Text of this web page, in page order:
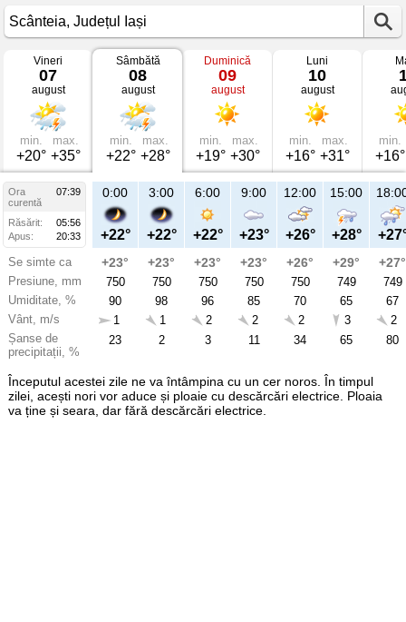
Vremea
Scânteia
mâine
Județul
Iași
Vineri
07
august
min.
+20°
max.
+35°
Sâmbătă
08
august
min.
+22°
max.
+28°
Duminică
09
august
min.
+19°
max.
+30°
Luni
10
august
min.
+16°
max.
+31°
min.
+16°
Ora
07:39
curentă
Răsărit:
05:56
Apus:
20:33
Se simte ca
Presiune, mm
Umiditate, %
Vânt, m/s
Șanse de
precipitații, %
21:00
+26°
+27°
750
80
1
86
Sâ
aug
0:00
+22°
+23°
750
90
1
23
3:00
+22°
+23°
750
98
1
2
6:00
+22°
+23°
750
96
2
3
9:00
+23°
+23°
750
85
2
11
12:00
+26°
+26°
750
70
2
34
15:00
+28°
+29°
749
65
3
65
+27°
749
67
2
80
Începutul acestei zile ne va întâmpina cu un cer noros. În timpul
zilei, acești nori vor aduce și ploaie cu descărcări electrice. Ploaia
va ține și seara, dar fără descărcări electrice.